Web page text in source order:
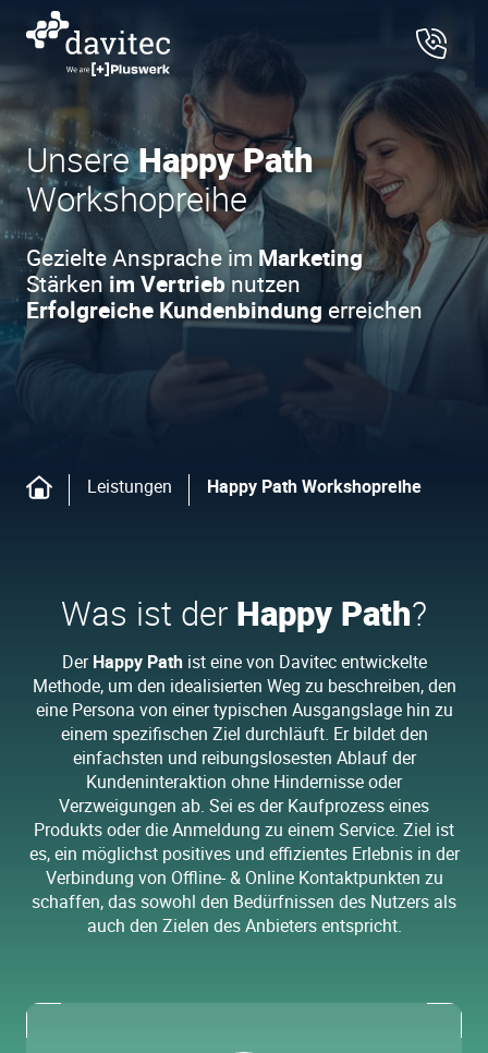
UnsereHappy Path
Workshopreihe
Gezielte Ansprache im Marketing
Stärkenim Vertrieb nutzen
Erfolgreiche Kundenbindung erreichen
Leistungen Happy Path Workshopreihe
Was ist der Happy Path?
DerHappy Pathist eine von Davitec entwickelte
Methode, um den idealisierten Weg zu beschreiben, den
eine Persona von einer typischen Ausgangslage hin zu
einem spezifischen Ziel durchläuft. Er bildet den
einfachsten und reibungslosesten Ablauf der
Kundeninteraktion ohne Hindernisse oder
Verzweigungen ab. Sei es der Kaufprozess eines
Produkts oder die Anmeldung zu einem Service. Ziel ist
es, ein möglichst positives und effizientes Erlebnis in der
Verbindung von Offline- & Online Kontaktpunkten zu
schaffen, das sowohl den Bedürfnissen des Nutzers als
auch den Zielen des Anbieters entspricht.